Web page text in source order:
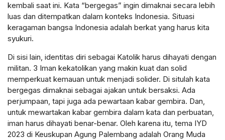
kembali saat ini. Kata “bergegas” ingin dimaknai secara lebih
luas dan ditempatkan dalam konteks Indonesia. Situasi
keragaman bangsa Indonesia adalah berkat yang harus kita
syukuri.
Di sisi lain, identitas diri sebagai Katolik harus dihayati dengan
militan. 3 Iman kekatolikan yang makin kuat dan solid
memperkuat kemauan untuk menjadi solider. Di situlah kata
bergegas dimaknai sebagai ajakan untuk bersaksi. Ada
perjumpaan, tapi juga ada pewartaan kabar gembira. Dan,
untuk mewartakan kabar gembira dalam kata dan perbuatan,
iman harus dihayati benar-benar. Oleh karena itu, tema IYD
2023 di Keuskupan Agung Palembang adalah Orang Muda